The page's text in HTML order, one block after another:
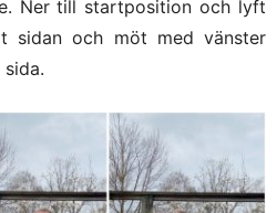
Ner till startposition och lyft
sidan och möt med vänster